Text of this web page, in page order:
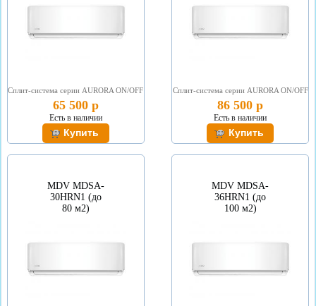
Сплит-система серии АURORA ON/OFF
65 500 р
Есть в наличии
Сплит-система серии АURORA ON/OFF
86 500 р
Есть в наличии
MDV MDSA-
30HRN1 (до
80 м2)
MDV MDSA-
36HRN1 (до
100 м2)